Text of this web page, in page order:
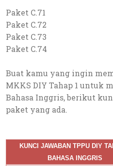
Paket C.71
Paket C.72
Paket C.73
Paket C.74
Buat kamu yang ingin
MKKS DIY Tahap 1 untuk
Bahasa Inggris, berikut
paket yang ada.
KUNCI JAWABAN TPPU DIY
BAHASA INGGRIS